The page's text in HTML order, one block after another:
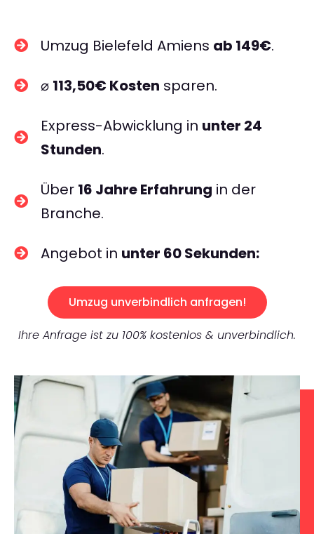
Umzug Bielefeld Amiens ab 149€.
⌀ 113,50€ Kosten sparen.
Express-Abwicklung in unter 24
Stunden.
Über 16 Jahre Erfahrung in der
Branche.
Angebot in unter 60 Sekunden:
Umzug unverbindlich anfragen!
Ihre Anfrage ist zu 100% kostenlos & unverbindlich.